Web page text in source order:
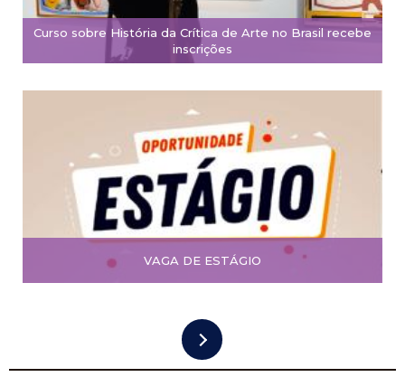
Curso sobre História da Crítica de Arte no Brasil recebe
inscrições
VAGA DE ESTÁGIO